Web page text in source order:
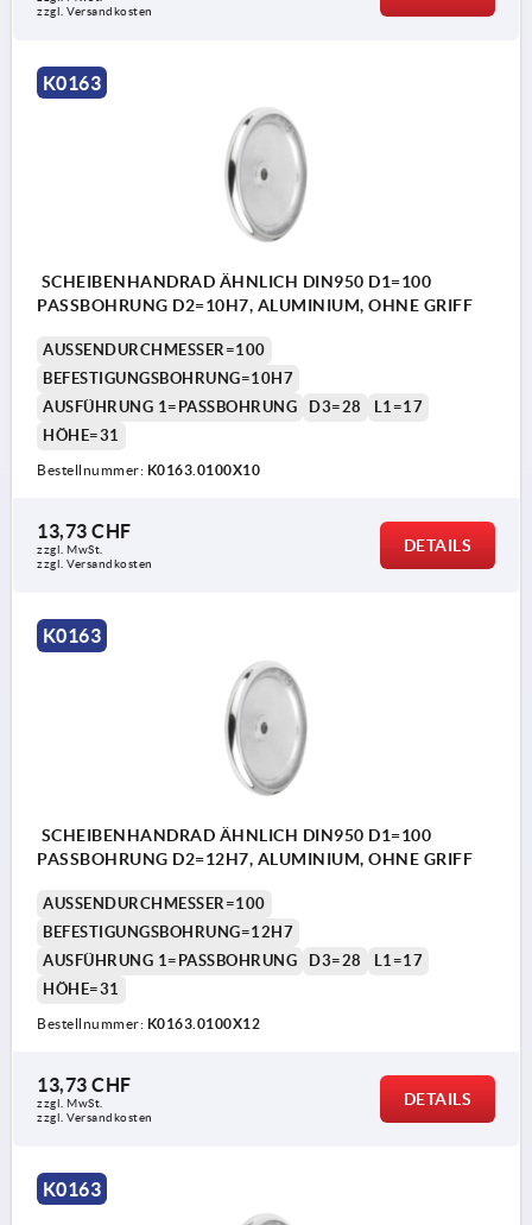
zzgl. Versandkosten
K0163
SCHEIBENHANDRAD ÄHNLICH DIN950 D1=100
PASSBOHRUNG D2=10H7, ALUMINIUM, OHNE GRIFF
AUSSENDURCHMESSER=100
BEFESTIGUNGSBOHRUNG=10H7
AUSFÜHRUNG 1=PASSBOHRUNG
D3=28
L1=17
HÖHE=31
Bestellnummer: K0163.0100X10
13,73 CHF
zzgl. MwSt.
zzgl. Versandkosten
DETAILS
K0163
SCHEIBENHANDRAD ÄHNLICH DIN950 D1=100
PASSBOHRUNG D2=12H7, ALUMINIUM, OHNE GRIFF
AUSSENDURCHMESSER=100
BEFESTIGUNGSBOHRUNG=12H7
AUSFÜHRUNG 1=PASSBOHRUNG
D3=28
L1=17
HÖHE=31
Bestellnummer: K0163.0100X12
13,73 CHF
zzgl. MwSt.
zzgl. Versandkosten
DETAILS
K0163